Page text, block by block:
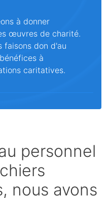
à donner
œuvres de charité.
faisons don d'au
à
caritatives.
personnel
nous avons